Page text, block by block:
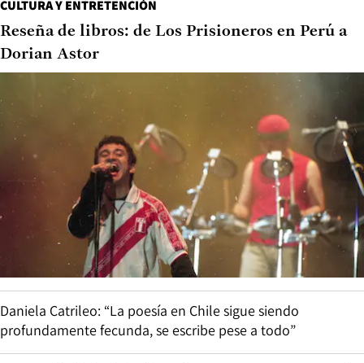
CULTURA Y ENTRETENCIÓN
Reseña de libros: de Los Prisioneros en Perú a
Dorian Astor
Daniela Catrileo: “La poesía en Chile sigue siendo
profundamente fecunda, se escribe pese a todo”